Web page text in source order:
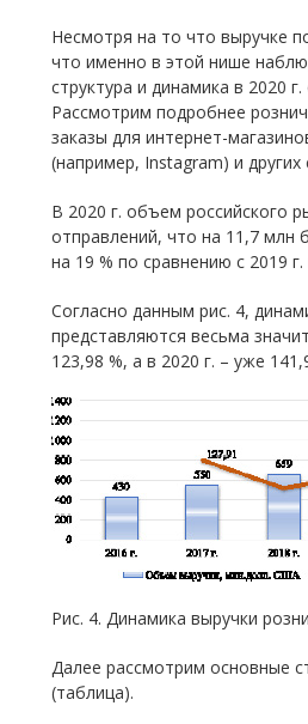
Несмотря на то что выручке
что именно в этой нише
структура и динамика в 2020
Рассмотрим подробнее
заказы для интернет-
(например, Instagram) и
В 2020 г. объем российского
отправлений, что на 11,7 млн
на 19 % по сравнению с 2019
Согласно данным рис. 4,
представляются весьма
123,98 %, а в 2020 г. – уже
Рис. 4. Динамика выручки
Далее рассмотрим основные
(таблица).